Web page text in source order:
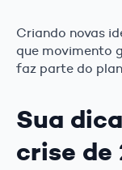
Criando novas
que movimento
faz parte do
Sua
crise de